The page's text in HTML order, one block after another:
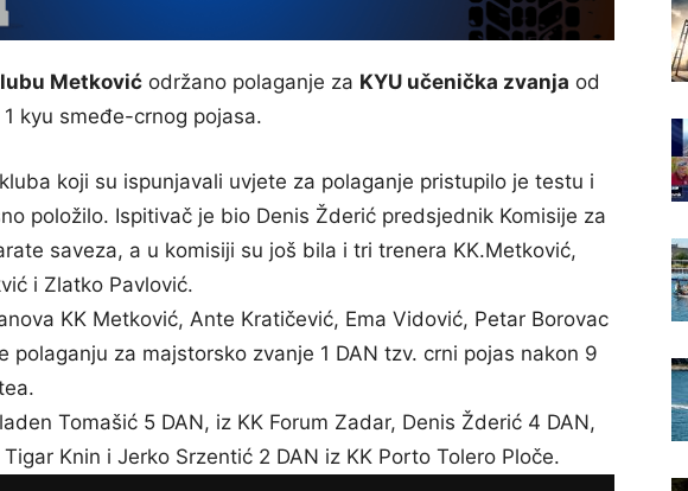
Metković održano polaganje za KYU učenička zvanja od
kyu smeđe-crnog pojasa.
koji su ispunjavali uvjete za polaganje pristupilo je testu i
položilo. Ispitivač je bio Denis Žderić predsjednik Komisije za
saveza, a u komisiji su još bila i tri trenera KK.Metković,
i Zlatko Pavlović.
KK Metković, Ante Kratičević, Ema Vidović, Petar Borovac
polaganju za majstorsko zvanje 1 DAN tzv. crni pojas nakon 9
Tomašić 5 DAN, iz KK Forum Zadar, Denis Žderić 4 DAN,
Knin i Jerko Srzentić 2 DAN iz KK Porto Tolero Ploče.